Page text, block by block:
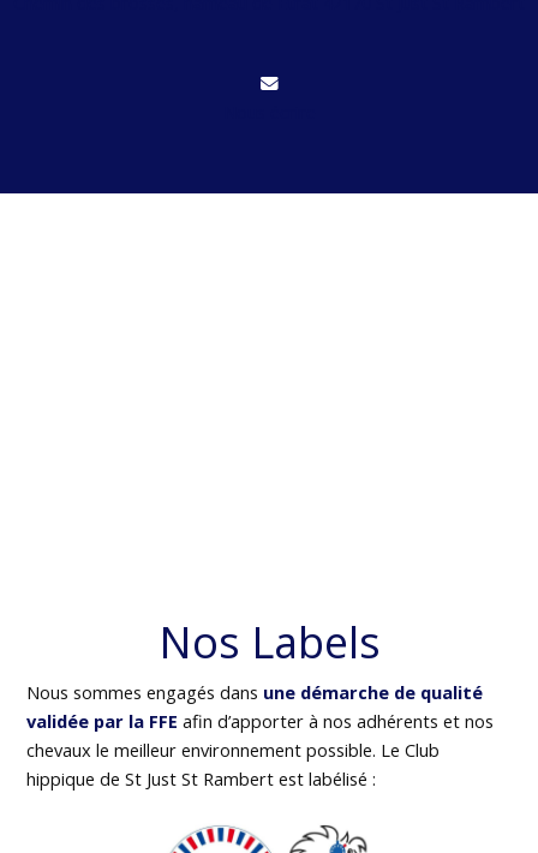
Nos Labels
Nous sommes engagés dans une démarche de qualité
validée par la FFE afin d’apporter à nos adhérents et nos
chevaux le meilleur environnement possible. Le Club
hippique de St Just St Rambert est labélisé :